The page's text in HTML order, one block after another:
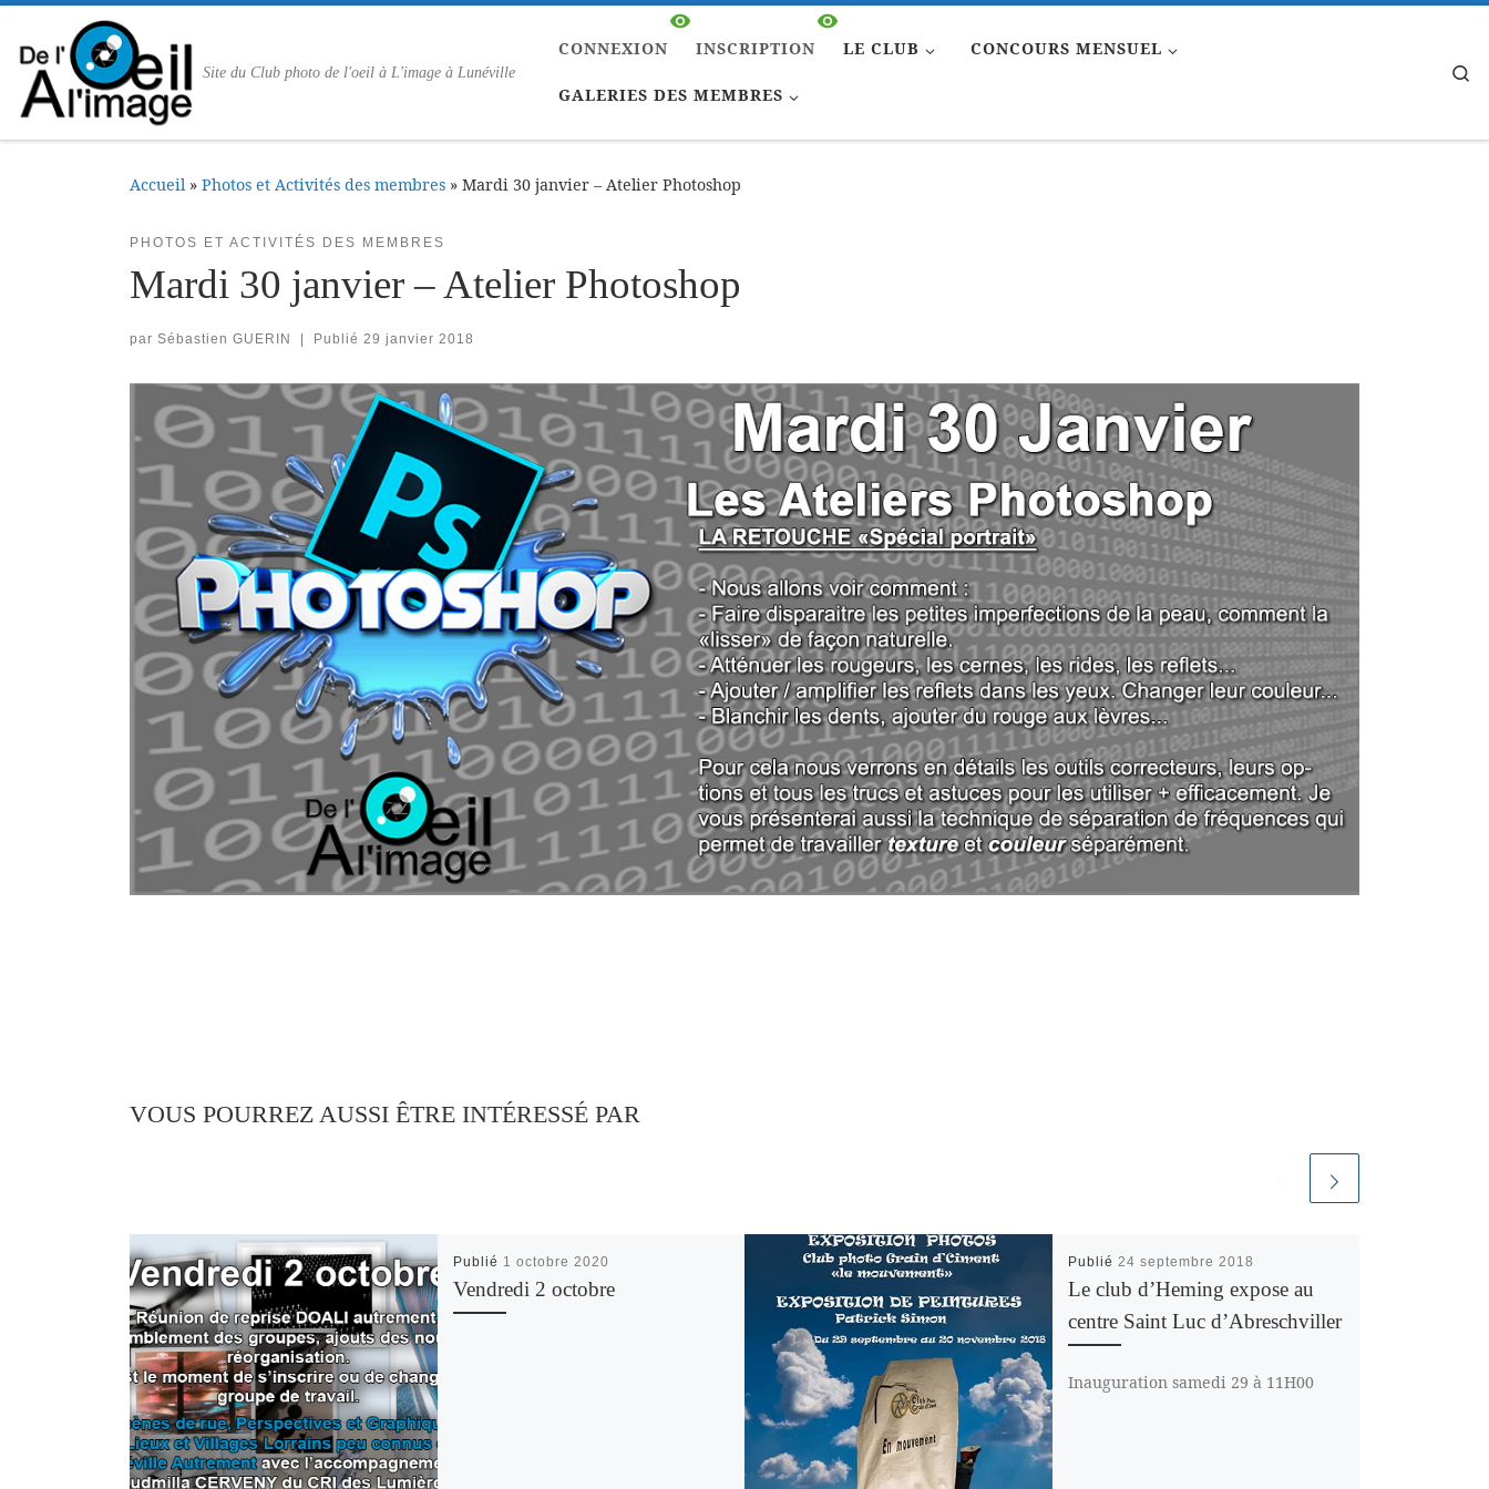
Passer au contenu
Site du Club photo de l'oeil à L'image à Lunéville
CONNEXION INSCRIPTION LE CLUB CONCOURS MENSUEL
GALERIES DES MEMBRES
Accueil » Photos et Activités des membres » Mardi 30 janvier – Atelier Photoshop
PHOTOS ET ACTIVITÉS DES MEMBRES
Mardi 30 janvier – Atelier Photoshop
par Sébastien GUERIN | Publié 29 janvier 2018
VOUS POURREZ AUSSI ÊTRE INTÉRESSÉ PAR
Publié 1 octobre 2020
Vendredi 2 octobre
Publié 24 septembre 2018
Le club d’Heming expose au
centre Saint Luc d’Abreschviller
Inauguration samedi 29 à 11H00